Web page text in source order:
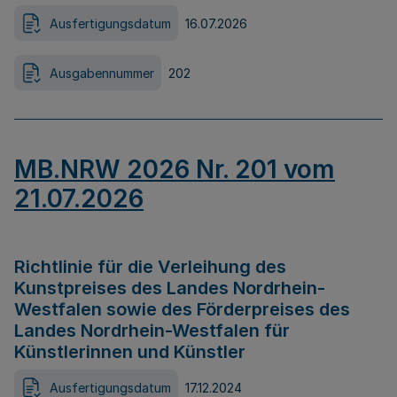
Ausfertigungsdatum 16.07.2026
Ausgabennummer 202
MB.NRW 2026 Nr. 201 vom
21.07.2026
Richtlinie für die Verleihung des
Kunstpreises des Landes Nordrhein-
Westfalen sowie des Förderpreises des
Landes Nordrhein-Westfalen für
Künstlerinnen und Künstler
Ausfertigungsdatum 17.12.2024